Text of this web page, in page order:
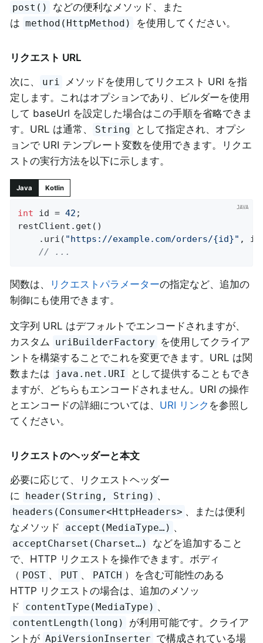
post()
などの便利なメソッド、また
は method(HttpMethod) を使用してください。
リクエスト URL
次に、 uri
メソッドを使用してリクエスト URI を指
定します。これはオプションであり、ビルダーを使用
して baseUrl を設定した場合はこの手順を省略できま
す。URL は通常、
String
として指定され、オプシ
ョンで URI テンプレート変数を使用できます。リクエ
ストの実行方法を以下に示します。
Java Kotlin
int id = 42 ;
restClient.get()
	.uri(
"https://example.com/orders/{id}" ,
// ...
関数は、 リクエストパラメーターの指定など、追加の
制御にも使用できます。
文字列 URL はデフォルトでエンコードされますが、
カスタム
uriBuilderFactory
を使用してクライア
ントを構築することでこれを変更できます。URL は関
数または
java.net.URI
として提供することもでき
ますが、どちらもエンコードされません。URI の操作
とエンコードの詳細については、 URI リンク を参照し
てください。
リクエストのヘッダーと本文
必要に応じて、リクエストヘッダー
に
header(String, String) 、
headers(Consumer<HttpHeaders> 、または便利
なメソッド
accept(MediaType…​) 、
acceptCharset(Charset…​)
などを追加すること
で、HTTP リクエストを操作できます。ボディ
（ POST 、 PUT 、 PATCH ）を含む可能性のある
HTTP リクエストの場合は、追加のメソッ
ド
contentType(MediaType) 、
contentLength(long)
が利用可能です。クライア
ントが ApiVersionInserter で構成されている場